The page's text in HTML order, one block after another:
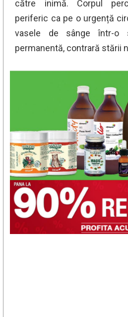
către inimă. Corpul
periferic ca pe o urgență
vasele de sânge într-o
permanentă, contrară stării